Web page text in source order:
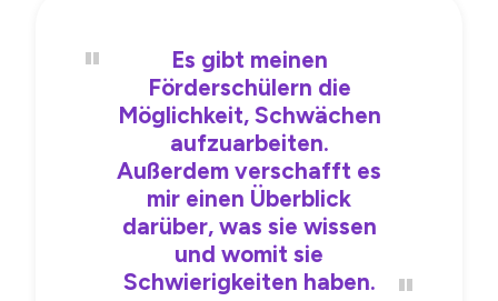
Es gibt meinen
Förderschülern die
Möglichkeit, Schwächen
aufzuarbeiten.
Außerdem verschafft es
mir einen Überblick
darüber, was sie wissen
und womit sie
Schwierigkeiten haben.